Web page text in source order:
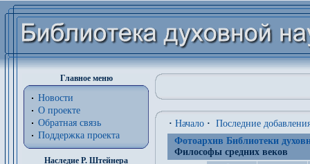
Главное меню
Новости
О проекте
Обратная связь
Поддержка проекта
Наследие Р. Штейнера
· Начало · Последние
Фотоархив Библиотеки
Философы средних веков